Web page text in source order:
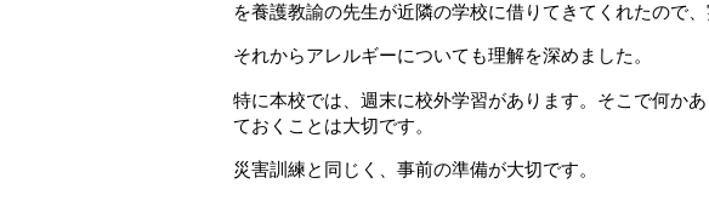
を養護教諭の先生が近隣の学校に借りてきてくれたので
それからアレルギーについても理解を深めました。
特に本校では、週末に校外学習があります。そこで何か
ておくことは大切です。
災害訓練と同じく、事前の準備が大切です。